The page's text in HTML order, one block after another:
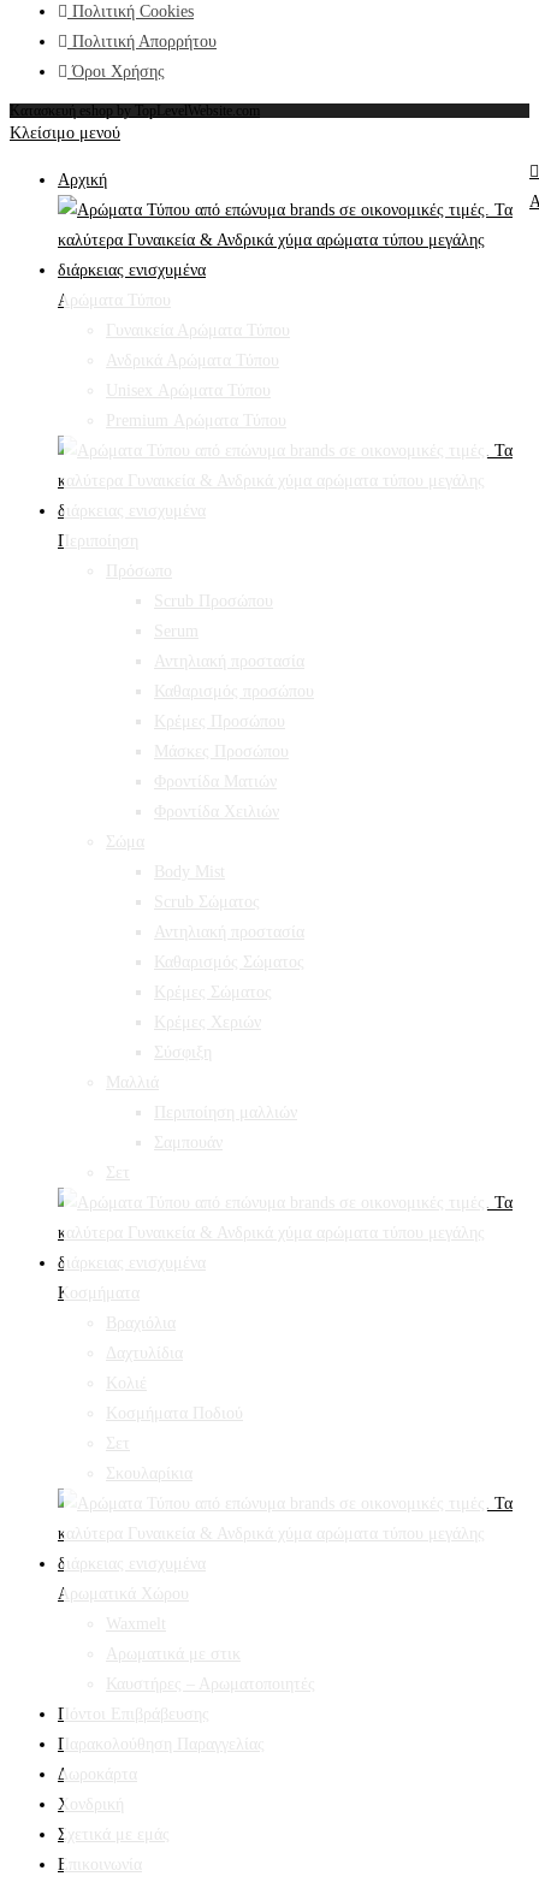
Πολιτική Cookies
Πολιτική Απορρήτου
Όροι Χρήσης
Κατασκευή eshop by TopLevelWebsite.com
Κλείσιμο μενού
Αρχική
Αρώματα Τύπου
Γυναικεία Αρώματα Τύπου
Ανδρικά Αρώματα Τύπου
Unisex Αρώματα Τύπου
Premium Αρώματα Τύπου
Περιποίηση
Πρόσωπο
Scrub Προσώπου
Serum
Αντηλιακή προστασία
Καθαρισμός προσώπου
Κρέμες Προσώπου
Μάσκες Προσώπου
Φροντίδα Ματιών
Φροντίδα Χειλιών
Σώμα
Body Mist
Scrub Σώματος
Αντηλιακή προστασία
Καθαρισμός Σώματος
Κρέμες Σώματος
Κρέμες Χεριών
Σύσφιξη
Mαλλιά
Περιποίηση μαλλιών
Σαμπουάν
Σετ
Κοσμήματα
Βραχιόλια
Δαχτυλίδια
Κολιέ
Κοσμήματα Ποδιού
Σετ
Σκουλαρίκια
Αρωματικά Χώρου
Waxmelt
Αρωματικά με στικ
Καυστήρες – Αρωματοποιητές
Πόντοι Επιβράβευσης
Παρακολούθηση Παραγγελίας
Δωροκάρτα
Χονδρική
Σχετικά με εμάς
Επικοινωνία